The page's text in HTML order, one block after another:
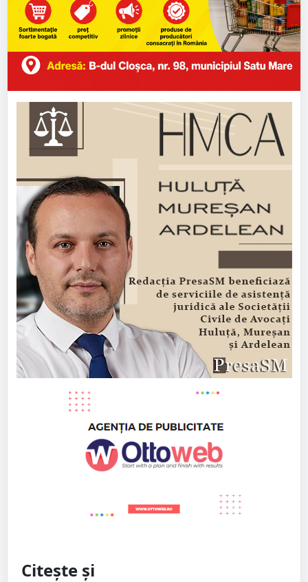
Citește și